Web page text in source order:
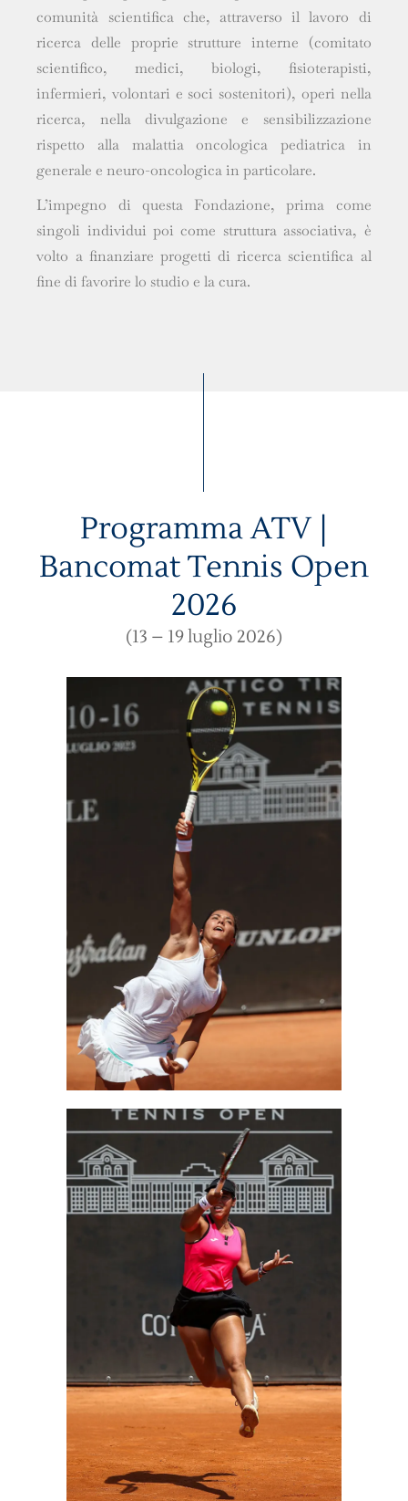
comunità scientifica che, attraverso il lavoro di
ricerca delle proprie strutture interne (comitato
scientifico, medici, biologi, fisioterapisti,
infermieri, volontari e soci sostenitori), operi nella
ricerca, nella divulgazione e sensibilizzazione
rispetto alla malattia oncologica pediatrica in
generale e neuro-oncologica in particolare.
L’impegno di questa Fondazione, prima come
singoli individui poi come struttura associativa, è
volto a finanziare progetti di ricerca scientifica al
fine di favorire lo studio e la cura.
Programma ATV |
Bancomat Tennis Open
2026
(13 – 19 luglio 2026)